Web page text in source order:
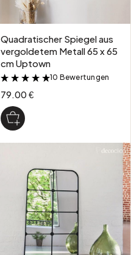
Quadratischer Spiegel aus
vergoldetem Metall 65 x 65
cm Uptown
&
10 Bewertungen
79.00 €